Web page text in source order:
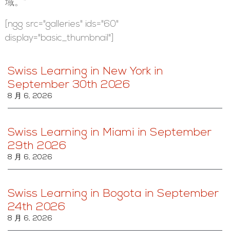
域。”
[ngg src="galleries" ids="60"
display="basic_thumbnail"]
Swiss Learning in New York in
September 30th 2026
8 月 6, 2026
Swiss Learning in Miami in September
29th 2026
8 月 6, 2026
Swiss Learning in Bogota in September
24th 2026
8 月 6, 2026